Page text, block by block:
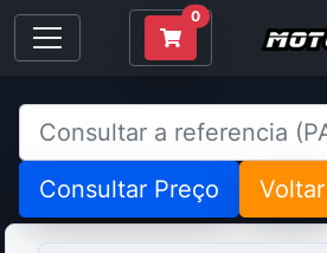
0
Consultar Preço Voltar